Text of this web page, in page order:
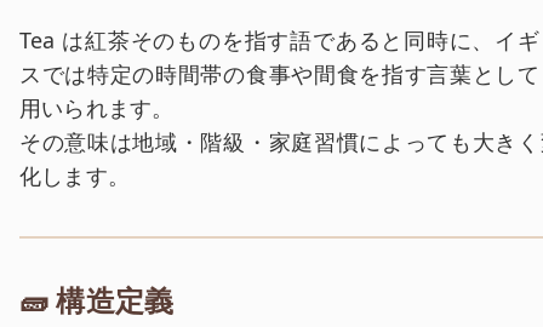
Tea は紅茶そのものを指す語であると同時に、イ
スでは特定の時間帯の食事や間食を指す言葉とし
用いられます。
その意味は地域・階級・家庭習慣によっても大き
化します。
🧱 構造定義